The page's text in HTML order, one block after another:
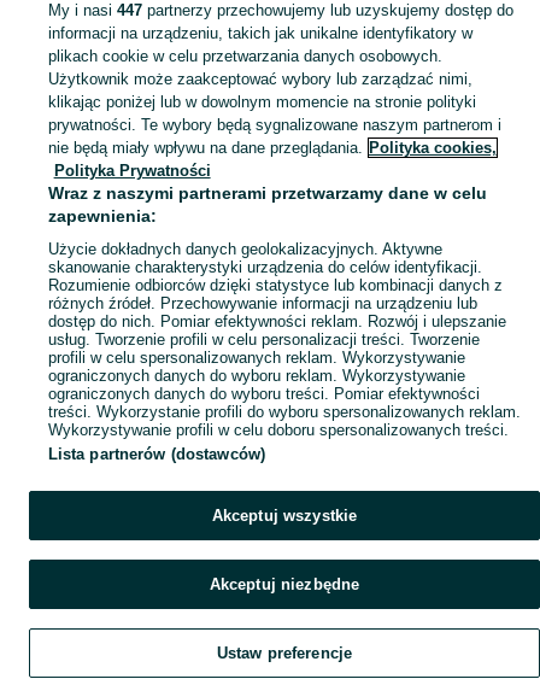
My i nasi 447partnerzy przechowujemy lub uzyskujemy dostęp do
informacji na urządzeniu, takich jak unikalne identyfikatory w
plikach cookie w celu przetwarzania danych osobowych.
Użytkownik może zaakceptować wybory lub zarządzać nimi,
klikając poniżej lub w dowolnym momencie na stronie polityki
prywatności. Te wybory będą sygnalizowane naszym partnerom i
nie będą miały wpływu na dane przeglądania. Polityka cookies,
Polityka Prywatności
Wraz z naszymi partnerami przetwarzamy dane w celu
zapewnienia:
Użycie dokładnych danych geolokalizacyjnych. Aktywne
skanowanie charakterystyki urządzenia do celów identyfikacji.
Rozumienie odbiorców dzięki statystyce lub kombinacji danych z
różnych źródeł. Przechowywanie informacji na urządzeniu lub
dostęp do nich. Pomiar efektywności reklam. Rozwój i ulepszanie
usług. Tworzenie profili w celu personalizacji treści. Tworzenie
profili w celu spersonalizowanych reklam. Wykorzystywanie
ograniczonych danych do wyboru reklam. Wykorzystywanie
ograniczonych danych do wyboru treści. Pomiar efektywności
treści. Wykorzystanie profili do wyboru spersonalizowanych reklam.
Wykorzystywanie profili w celu doboru spersonalizowanych treści.
Lista partnerów (dostawców)
Akceptuj wszystkie
Akceptuj niezbędne
Ustaw preferencje